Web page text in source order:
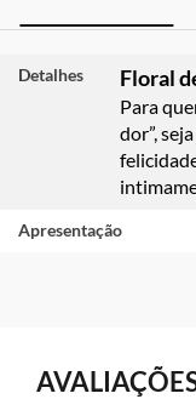
Detalhes Floral
Para
dor”,
Apresentação